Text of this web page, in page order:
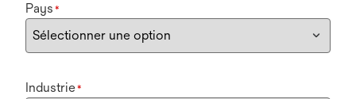
Pays *
Industrie*